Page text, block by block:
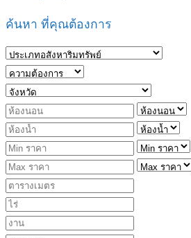
ค้นหา ที่คุณต้องการ